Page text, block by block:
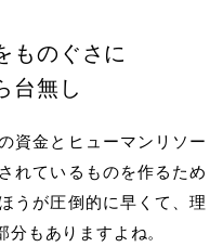
ものぐさに
台無し
資金とヒューマンリソー
れているものを作るため
うが圧倒的に早くて、理
もありますよね。